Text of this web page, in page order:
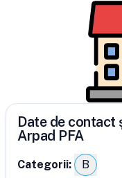
Date de contact
Arpad PFA
Categorii: B